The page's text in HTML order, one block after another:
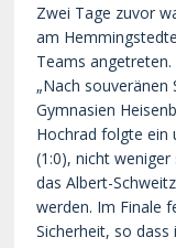
Zwei Tage zuvor
am
Teams
„Nach souveränen
Gymnasien
Hochrad folgte ein
(1:0), nicht
das Albert-
werden. Im Finale
Sicherheit, so